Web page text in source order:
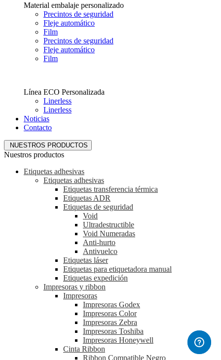
Material embalaje personalizado
Precintos de seguridad
Fleje automático
Film
Precintos de seguridad
Fleje automático
Film
Línea ECO Personalizada
Linerless
Linerless
Noticias
Contacto
NUESTROS PRODUCTOS
Nuestros productos
Etiquetas adhesivas
Etiquetas adhesivas
Etiquetas transferencia térmica
Etiquetas ADR
Etiquetas de seguridad
Void
Ultradestructible
Void Numeradas
Anti-hurto
Antivuelco
Etiquetas láser
Etiquetas para etiquetadora manual
Etiquetas expedición
Impresoras y ribbon
Impresoras
Impresoras Godex
Impresoras Color
Impresoras Zebra
Impresoras Toshiba
Impresoras Honeywell
Cinta Ribbon
Ribbon Compatible Negro